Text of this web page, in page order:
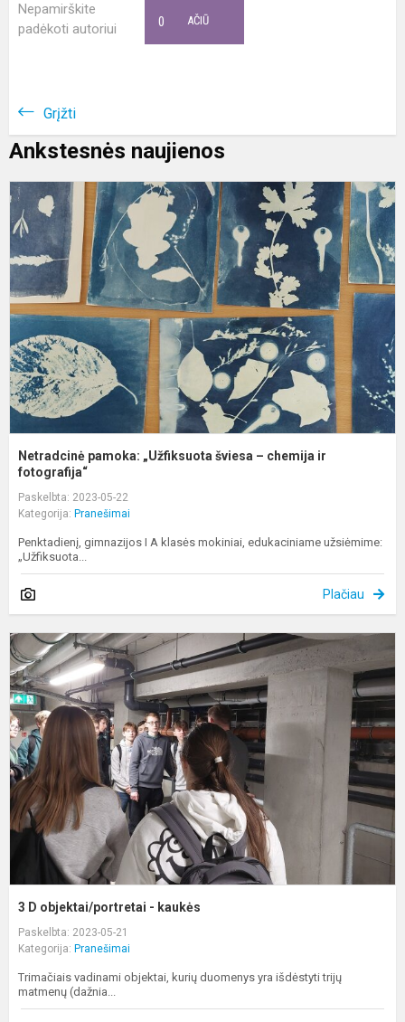
Nepamirškite
padėkoti autoriui
AČIŪ
0
Grįžti
Ankstesnės naujienos
Netradcinė pamoka: „Užfiksuota šviesa – chemija ir
fotografija“
Paskelbta: 2023-05-22
Kategorija: Pranešimai
Penktadienį, gimnazijos I A klasės mokiniai, edukaciniame užsiėmime:
„Užfiksuota...
Plačiau
3 D objektai/portretai - kaukės
Paskelbta: 2023-05-21
Kategorija: Pranešimai
Trimačiais vadinami objektai, kurių duomenys yra išdėstyti trijų
matmenų (dažnia...